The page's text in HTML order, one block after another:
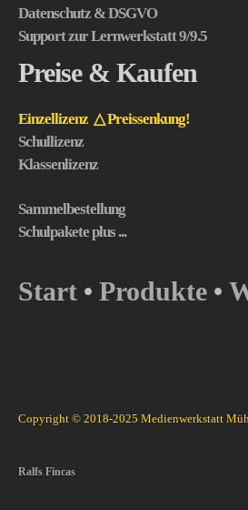
Datenschutz & DSGVO
Support zur Lernwerkstatt 9/9.5
Preise & Kaufen
Einzellizenz △ Preissenkung!
Schullizenz
Klassenlizenz
Sammelbestellung
Schulpakete plus ...
Start • Produkte •
Copyright © 2018-2025 Medienwerkstatt
Ralfs Fincas